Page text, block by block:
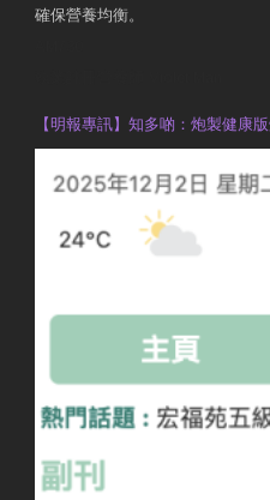
確保營養均衡。
【明報專訊】知多啲：炮製健康